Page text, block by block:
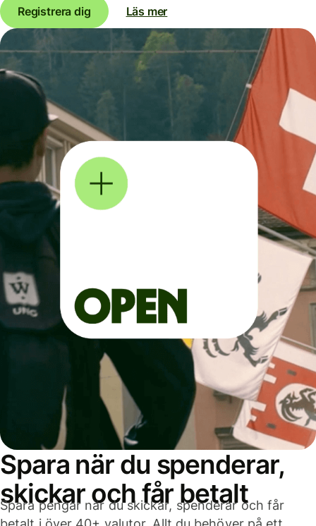
Registrera dig Läs mer
Spara när du spenderar,
skickar och får betalt
Spara pengar när du skickar, spenderar och får